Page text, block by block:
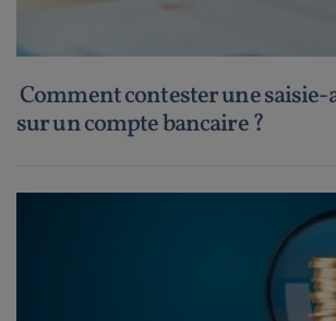
Comment contester une
sur un compte bancaire ?